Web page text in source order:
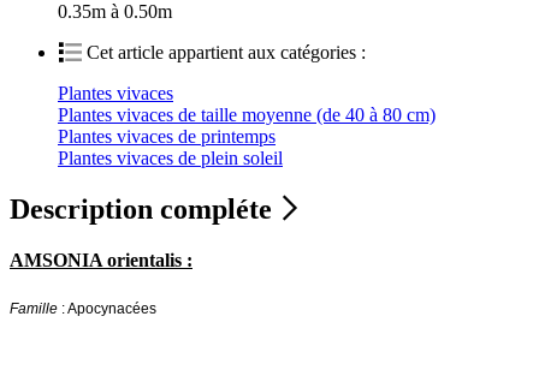
0.35m à 0.50m
Cet article appartient aux catégories :
Plantes vivaces
Plantes vivaces de taille moyenne (de 40 à 80 cm)
Plantes vivaces de printemps
Plantes vivaces de plein soleil
Description compléte
AMSONIA orientalis :
Famille : Apocynacées